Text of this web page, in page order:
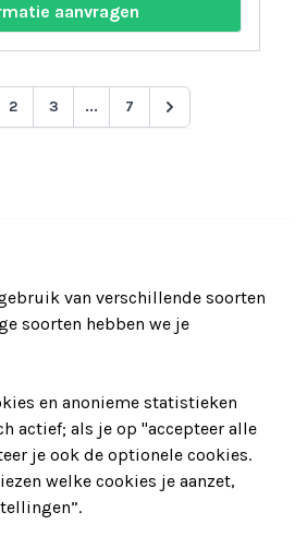
aanvragen
2 3 ... 7
van verschillende soorten
soorten hebben we je
en anonieme statistieken
actief; als je op "accepteer alle
je ook de optionele cookies.
welke cookies je aanzet,